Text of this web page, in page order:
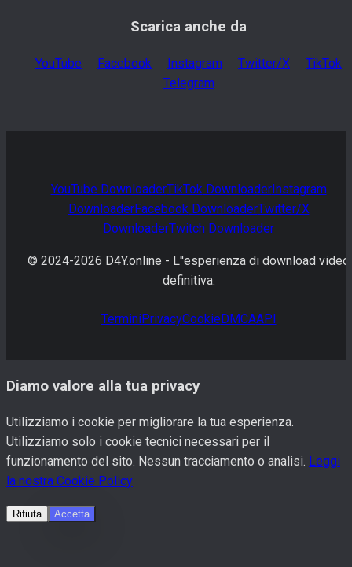
Scarica anche da
YouTube Facebook Instagram Twitter/X
TikTok
Telegram
YouTube DownloaderTikTokDownloaderInstagram
DownloaderFacebookDownloaderTwitter/X
DownloaderTwitch Downloader
© 2024-2026 D4Y.online - L''esperienza di download video
definitiva.
TerminiPrivacyCookieDMCAAPI
Diamo valore alla tua privacy
Utilizziamo i cookie per migliorare la tua esperienza.
Utilizziamo solo i cookie tecnici necessari per il
funzionamento del sito. Nessun tracciamento o analisi. Leggi
la nostra Cookie Policy
Rifiuta Accetta